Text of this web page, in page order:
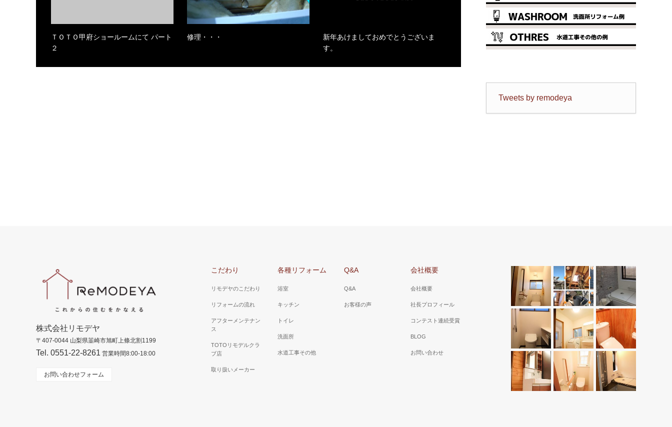
ＴＯＴＯ甲府ショールームにて パート
２
修理・・・
新年あけましておめでとうございま
す。
Tweets by remodeya
こだわり
リモデヤのこだわり
リフォームの流れ
アフターメンテナン
ス
TOTOリモデルクラ
ブ店
取り扱いメーカー
各種リフォーム
浴室
キッチン
トイレ
洗面所
水道工事その他
Q&A
Q&A
お客様の声
会社概要
会社概要
社長プロフィール
コンテスト連続受賞
BLOG
お問い合わせ
株式会社リモデヤ
〒407-0044 山梨県韮崎市旭町上條北割1199
Tel. 0551-22-8261 営業時間8:00-18:00
お問い合わせフォーム